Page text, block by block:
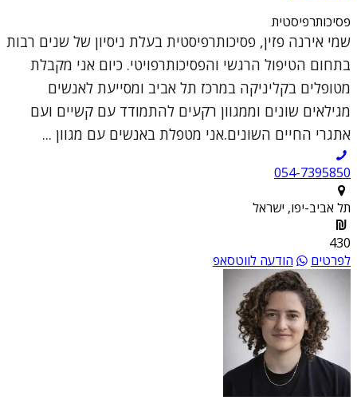
פסיכותרפיסטית
שמי אירנה פזין, פסיכותרפיסטית בעלת ניסיון של שנים רבות
בתחום הטיפול הרגשי והפסיכותרפויטי. כיום אני מקבלת
מטופלים בקליניקה במרכז תל אביב ומסייעת לאנשים
מגילאים שונים וממגוון רקעים להתמודד עם קשיים ועם
אתגרי החיים השונים.אני מטפלת באנשים עם מגוון ...
054-7395850
תל אביב-יפו, ישראל
430
לפרטים
הודעה לווטסאפ